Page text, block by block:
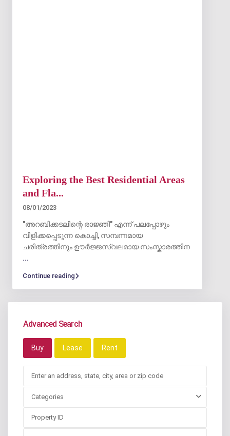
Exploring the Best Residential Areas
and Fla...
08/01/2023
"അറബിക്കടലിന്റെ രാജ്ഞി" എന്ന് പലപ്പോഴും
വിളിക്കപ്പെടുന്ന കൊച്ചി, സമ്പന്നമായ
ചരിത്രത്തിനും ഊർജ്ജസ്വലമായ സംസ്കാരത്തിന
...
Continue reading
Advanced Search
Buy Lease Rent
Categories